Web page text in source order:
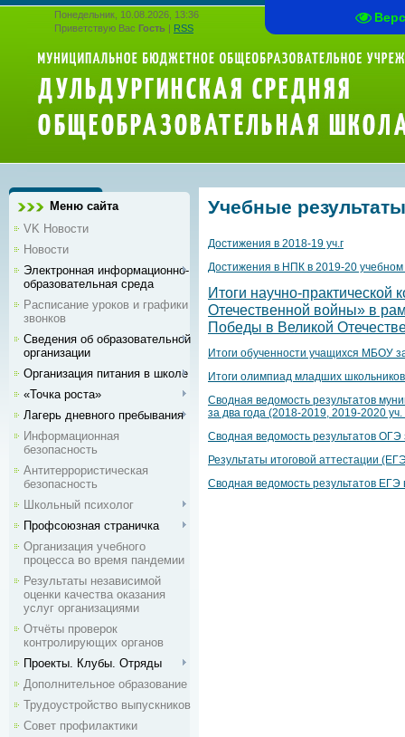
Понедельник, 10.08.2026, 13:36
Приветствую Вас Гость | RSS
Меню сайта
VK Новости
Новости
Электронная информационно-
образовательная среда
Расписание уроков и графики
звонков
Сведения об образовательной
организации
Организация питания в школе
«Точка роста»
Лагерь дневного пребывания
Информационная
безопасность
Антитеррористическая
безопасность
Школьный психолог
Профсоюзная страничка
Организация учебного
процесса во время пандемии
Результаты независимой
оценки качества оказания
услуг организациями
Отчёты проверок
контролирующих органов
Проекты. Клубы. Отряды
Дополнительное образование
Трудоустройство выпускников
Совет профилактики
Учебные результаты
Достижения в 2018-19 уч.г
Достижения в НПК в 2019-20 учебном
Итоги научно-
Отечественной войны» в
Победы в Великой
Итоги обученности учащихся МБОУ
Итоги олимпиад младших
Сводная ведомость результатов
за два года (2018-2019, 2019-2020 уч.
Сводная ведомость результатов ОГЭ
Результаты итоговой аттестации
Сводная ведомость результатов